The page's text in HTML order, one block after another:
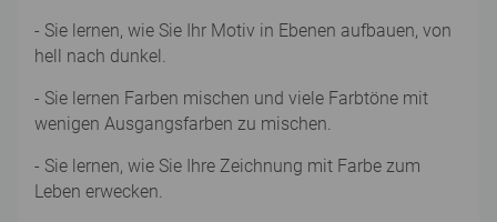
- Sie lernen, wie Sie Ihr Motiv in Ebenen aufbauen, von
hell nach dunkel.
- Sie lernen Farben mischen und viele Farbtöne mit
wenigen Ausgangsfarben zu mischen.
- Sie lernen, wie Sie Ihre Zeichnung mit Farbe zum
Leben erwecken.